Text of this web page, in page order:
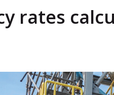
rates